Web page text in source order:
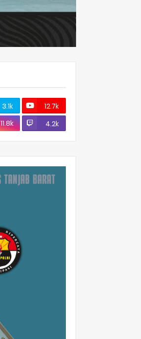
3.1k
12.7k
11.8k 4.2k